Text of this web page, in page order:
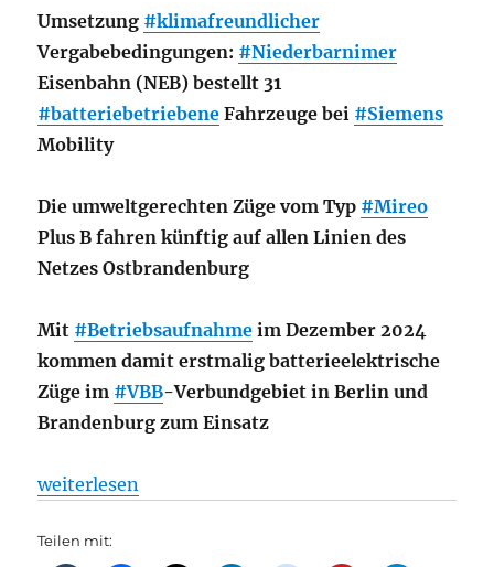
Umsetzung #klimafreundlicher
Vergabebedingungen: #Niederbarnimer
Eisenbahn (NEB) bestellt 31
#batteriebetriebene Fahrzeuge bei #Siemens
Mobility
Die umweltgerechten Züge vom Typ #Mireo
Plus B fahren künftig auf allen Linien des
Netzes Ostbrandenburg
Mit #Betriebsaufnahme im Dezember 2024
kommen damit erstmalig batterieelektrische
Züge im #VBB-Verbundgebiet in Berlin und
Brandenburg zum Einsatz
„Regionalverkehr: Netz Ostbrandenburg bekommt
weiterlesen
Teilen mit: